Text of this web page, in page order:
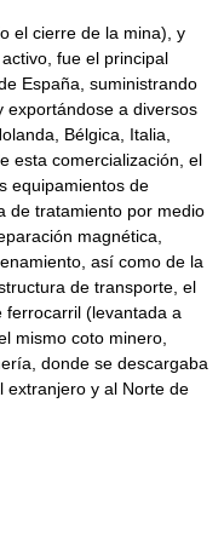
el cierre de la mina), y
fue el principal
España, suministrando
exportándose a diversos
Bélgica, Italia,
esta comercialización, el
equipamientos de
de tratamiento por medio
magnética,
así como de la
de transporte, el
(levantada a
mismo coto minero,
donde se descargaba
extranjero y al Norte de